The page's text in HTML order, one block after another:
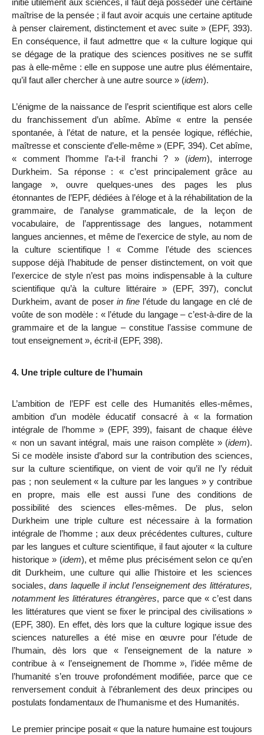
initié utilement aux sciences, il faut déjà posséder une certaine
maîtrise de la pensée ; il faut avoir acquis une certaine aptitude
à penser clairement, distinctement et avec suite » (EPF, 393).
En conséquence, il faut admettre que « la culture logique qui
se dégage de la pratique des sciences positives ne se suffit
pas à elle-même : elle en suppose une autre plus élémentaire,
qu’il faut aller chercher à une autre source » (idem).
L’énigme de la naissance de l’esprit scientifique est alors celle
du franchissement d’un abîme. Abîme « entre la pensée
spontanée, à l’état de nature, et la pensée logique, réfléchie,
maîtresse et consciente d’elle-même » (EPF, 394). Cet abîme,
« comment l’homme l’a-t-il franchi ? » (idem), interroge
Durkheim. Sa réponse : « c’est principalement grâce au
langage », ouvre quelques-unes des pages les plus
étonnantes de l’EPF, dédiées à l’éloge et à la réhabilitation de la
grammaire, de l’analyse grammaticale, de la leçon de
vocabulaire, de l’apprentissage des langues, notamment
langues anciennes, et même de l’exercice de style, au nom de
la culture scientifique ! « Comme l’étude des sciences
suppose déjà l’habitude de penser distinctement, on voit que
l’exercice de style n’est pas moins indispensable à la culture
scientifique qu’à la culture littéraire » (EPF, 397), conclut
Durkheim, avant de poser in finel’étude du langage en clé de
voûte de son modèle : « l’étude du langage – c’est-à-dire de la
grammaire et de la langue – constitue l’assise commune de
tout enseignement », écrit-il (EPF, 398).
4. Une triple culture de l’humain
L’ambition de l’EPF est celle des Humanités elles-mêmes,
ambition d’un modèle éducatif consacré à « la formation
intégrale de l’homme » (EPF, 399), faisant dechaque élève
« non un savant intégral, mais une raison complète » (idem).
Si ce modèle insiste d’abord sur la contribution des sciences,
sur la culture scientifique, on vient de voir qu’il ne l’y réduit
pas ; non seulement « la culture par les langues » y contribue
en propre, mais elle est aussi l’une des conditions de
possibilité des sciences elles-mêmes. De plus, selon
Durkheim une triple culture est nécessaire à la formation
intégrale de l’homme ; aux deux précédentes cultures, culture
par les langues et culture scientifique, il faut ajouter « la culture
historique » (idem), et même plus précisément selon ce qu’en
dit Durkheim, une culture qui allie l’histoire et les sciences
sociales, dans laquelle il inclut l’enseignement des littératures,
notamment les littératures étrangères, parce que « c’est dans
les littératures que vient se fixer le principal des civilisations »
(EPF, 380). En effet, dès lors que la culture logique issue des
sciences naturelles a été mise en œuvre pour l’étude de
l’humain, dès lors que « l’enseignement de la nature »
contribue à « l’enseignement de l’homme », l’idée même de
l’humanité s’en trouve profondément modifiée, parce que ce
renversement conduit à l’ébranlement des deux principes ou
postulats fondamentaux de l’humanisme et des Humanités.
Le premier principe posait « que la nature humaine est toujours